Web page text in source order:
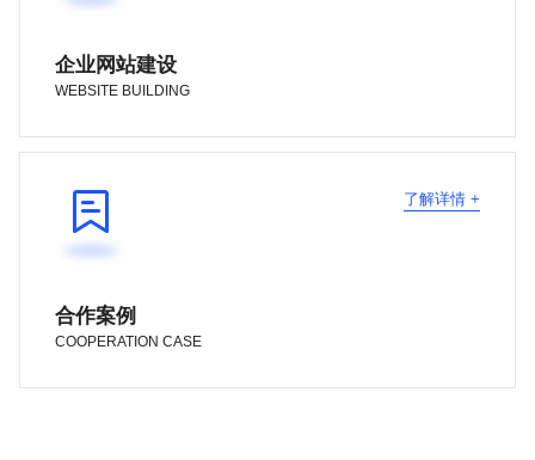
企业网站建设
WEBSITE BUILDING

合作案例
COOPERATION CASE
了解详情 +